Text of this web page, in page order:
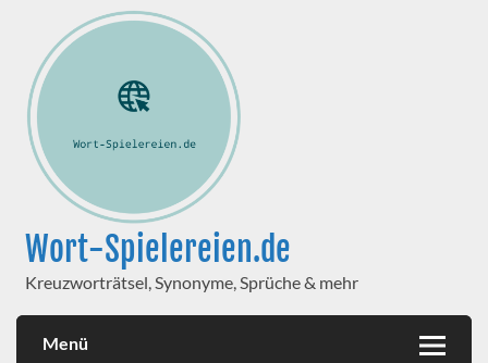
Wort-Spielereien.de
Kreuzworträtsel, Synonyme, Sprüche & mehr
Menü